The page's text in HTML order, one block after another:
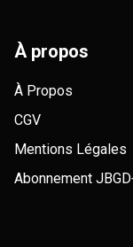
À propos
À Propos
CGV
Mentions Légales
Abonnement